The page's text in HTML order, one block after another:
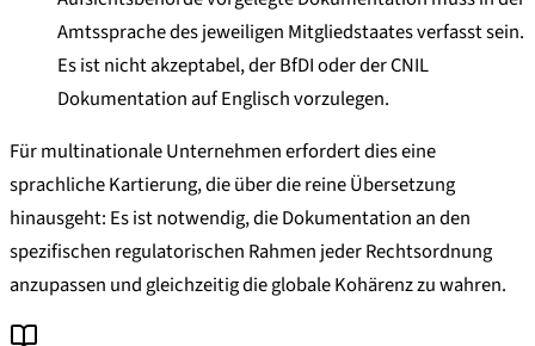
Amtssprache des jeweiligen Mitgliedstaates verfasst sein.
Es ist nicht akzeptabel, der BfDI oder der CNIL
Dokumentation auf Englisch vorzulegen.
Für multinationale Unternehmen erfordert dies eine
sprachliche Kartierung, die über die reine Übersetzung
hinausgeht: Es ist notwendig, die Dokumentation an den
spezifischen regulatorischen Rahmen jeder Rechtsordnung
anzupassen und gleichzeitig die globale Kohärenz zu wahren.